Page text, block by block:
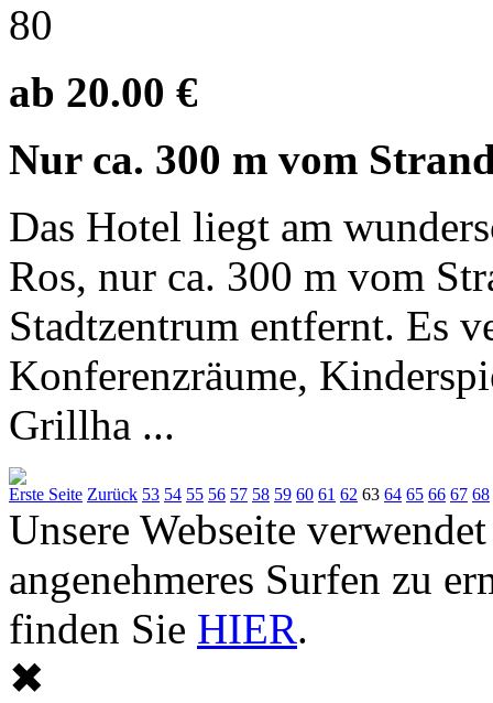
80
ab 20.00 €
Nur ca. 300 m vom
Das Hotel liegt am
Ros, nur ca. 300 m vom
Stadtzentrum entfernt. Es
Konferenzräume,
Grillha ...
Erste Seite Zurück 53 54 55 56 57 58 59 60 61 62 63 64 65 66 67 68
Unsere Webseite
angenehmeres Surfen zu
finden Sie HIER.
✖